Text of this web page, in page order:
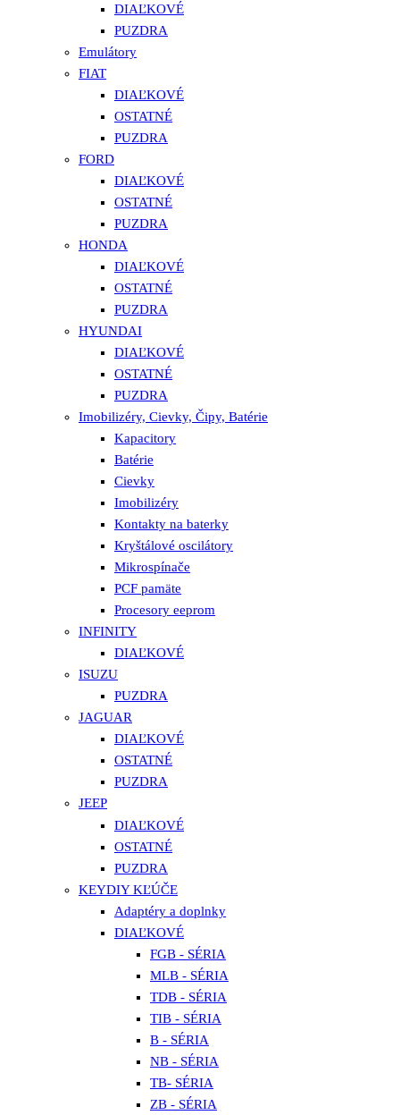
DIAĽKOVÉ
PUZDRA
Emulátory
FIAT
DIAĽKOVÉ
OSTATNÉ
PUZDRA
FORD
DIAĽKOVÉ
OSTATNÉ
PUZDRA
HONDA
DIAĽKOVÉ
OSTATNÉ
PUZDRA
HYUNDAI
DIAĽKOVÉ
OSTATNÉ
PUZDRA
Imobilizéry, Cievky, Čipy, Batérie
Kapacitory
Batérie
Cievky
Imobilizéry
Kontakty na baterky
Kryštálové oscilátory
Mikrospínače
PCF pamäte
Procesory eeprom
INFINITY
DIAĽKOVÉ
ISUZU
PUZDRA
JAGUAR
DIAĽKOVÉ
OSTATNÉ
PUZDRA
JEEP
DIAĽKOVÉ
OSTATNÉ
PUZDRA
KEYDIY KĽÚČE
Adaptéry a doplnky
DIAĽKOVÉ
FGB - SÉRIA
MLB - SÉRIA
TDB - SÉRIA
TIB - SÉRIA
B - SÉRIA
NB - SÉRIA
TB- SÉRIA
ZB - SÉRIA